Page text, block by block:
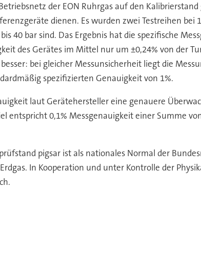
der EON Ruhrgas auf den
dienen. Es wurden zwei Testreihen
40 bar sind. Das Ergebnis hat die spezifische
des Gerätes im Mittel nur um ±0,24% von der
bei gleicher Messunsicherheit liegt die
spezifizierten Genauigkeit von 1%.
laut Gerätehersteller eine genauere
entspricht 0,1% Messgenauigkeit einer Summe
pigsar ist als nationales Normal der
In Kooperation und unter Kontrolle der